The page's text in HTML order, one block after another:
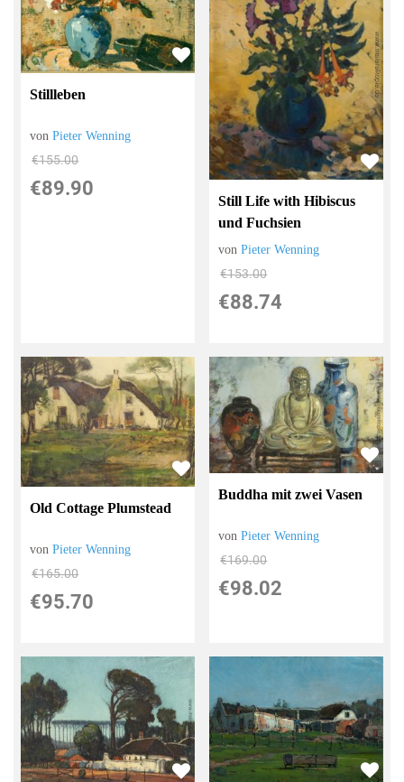
Stillleben
vonPieter Wenning
€155.00
€89.90
Still Life with Hibiscus
und Fuchsien
vonPieter Wenning
€153.00
€88.74
Old Cottage Plumstead
vonPieter Wenning
€165.00
€95.70
Buddha mit zwei Vasen
vonPieter Wenning
€169.00
€98.02